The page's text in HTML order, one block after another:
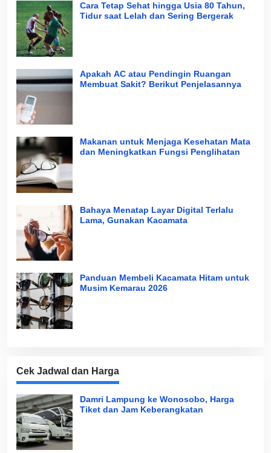
Cara Tetap Sehat hingga Usia 80 Tahun,
Tidur saat Lelah dan Sering Bergerak
Apakah AC atau Pendingin Ruangan
Membuat Sakit? Berikut Penjelasannya
Makanan untuk Menjaga Kesehatan Mata
dan Meningkatkan Fungsi Penglihatan
Bahaya Menatap Layar Digital Terlalu
Lama, Gunakan Kacamata
Panduan Membeli Kacamata Hitam untuk
Musim Kemarau 2026
Cek Jadwal dan Harga
Damri Lampung ke Wonosobo, Harga
Tiket dan Jam Keberangkatan